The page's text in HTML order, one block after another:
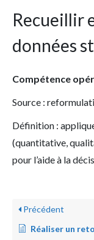
Recueillir
données
Compétence
Source :
Définition :
(quantitative,
pour l’aide à la
Précédent
Réaliser un